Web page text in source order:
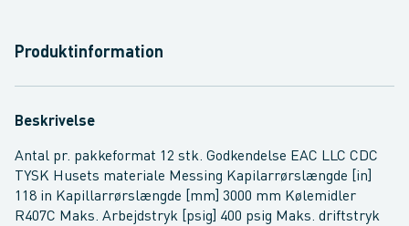
Produktinformation
Beskrivelse
Antal pr. pakkeformat 12 stk. Godkendelse EAC LLC CDC
TYSK Husets materiale Messing Kapilarrørslængde [in]
118 in Kapillarrørslængde [mm] 3000 mm Kølemidler
R407C Maks. Arbejdstryk [psig] 400 psig Maks. driftstryk